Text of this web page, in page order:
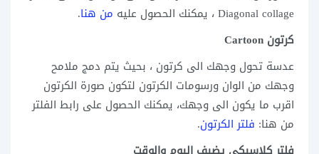
Diagonal collage ، يمكنك الحصول عليه
من هنا.
كرتون Cartoon
عدسة تحول وجهك الى كرتون ، بحيث يتم دمج ملامح
وجهك من الوان ورسومات الكرتون لتكون صورة الكرتون
اقرب ما يكون الى وجهك، يمكنك الحصول على رابط الفلتر
من هنا: فلتر الكرتون.